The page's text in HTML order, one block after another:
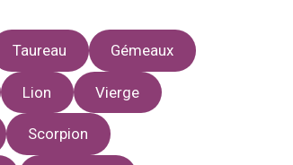
Taureau Gémeaux
Lion Vierge
Scorpion